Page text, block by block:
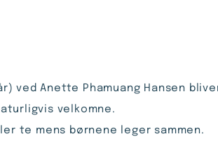
ved Anette Phamuang Hansen
velkomne.
te mens børnene leger sammen.